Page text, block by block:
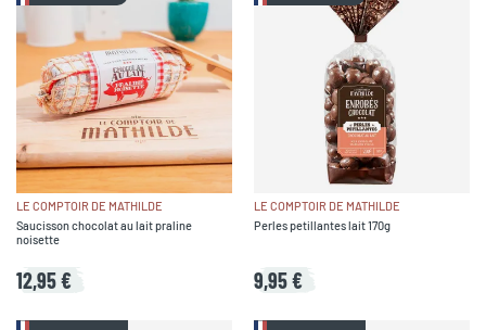
LE COMPTOIR DE MATHILDE
Saucisson chocolat au lait praline
noisette
12,95 €
LE COMPTOIR DE MATHILDE
Perles petillantes lait 170g
9,95 €